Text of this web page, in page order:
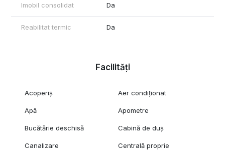
Imobil consolidat Da
Reabilitat termic Da
Facilități
Acoperiș Aer condiționat
Apă Apometre
Bucătărie deschisă Cabină de duș
Canalizare Centrală proprie